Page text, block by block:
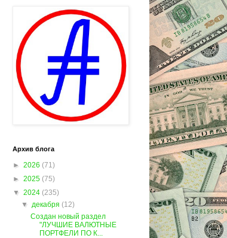
Архив блога
► 2026 (71)
► 2025 (75)
▼ 2024 (235)
▼декабря(12)
Создан новый раздел
"ЛУЧШИЕ ВАЛЮТНЫЕ
ПОРТФЕЛИ ПО К...